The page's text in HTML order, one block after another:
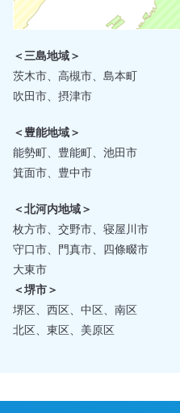
＜三島地域＞
茨木市、高槻市、島本町
吹田市、摂津市
＜豊能地域＞
能勢町、豊能町、池田市
箕面市、豊中市
＜北河内地域＞
枚方市、交野市、寝屋川市
守口市、門真市、四條畷市
大東市
＜堺市＞
堺区、西区、中区、南区
北区、東区、美原区